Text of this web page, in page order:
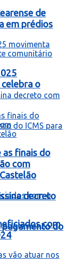
em prédios
decreto
pagamento do
de
o
as finais do
com
com